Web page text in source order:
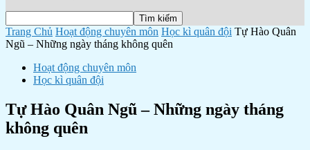
Trang Chủ Hoạt động chuyên môn Học kì quân đội Tự Hào Quân
Ngũ – Những ngày tháng không quên
Hoạt động chuyên môn
Học kì quân đội
Tự Hào Quân Ngũ – Những ngày tháng
không quên